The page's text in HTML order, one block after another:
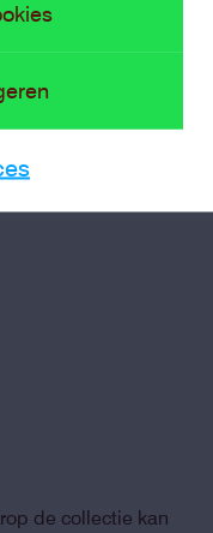
en
informatie
bezoekers
waarin
de collectie kan